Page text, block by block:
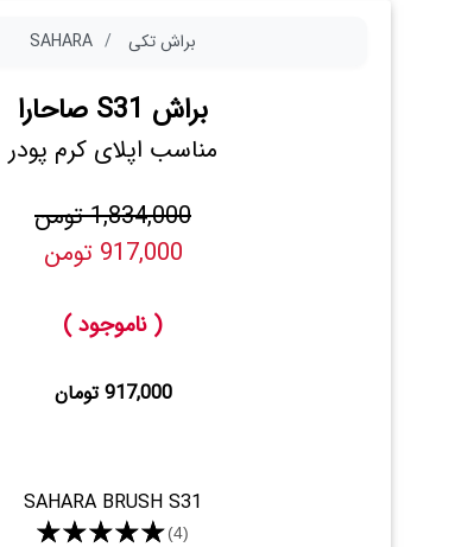
براش تکی SAHARA
براش S31 صاحارا
مناسب اپلای کرم پودر
1,834,000 تومن
917,000 تومن
( ناموجود )
917,000 تومان
SAHARA BRUSH S31
★★★★★(4)